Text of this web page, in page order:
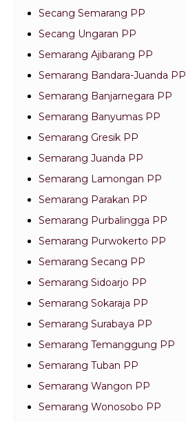
Secang Semarang PP
Secang Ungaran PP
Semarang Ajibarang PP
Semarang Bandara-Juanda PP
Semarang Banjarnegara PP
Semarang Banyumas PP
Semarang Gresik PP
Semarang Juanda PP
Semarang Lamongan PP
Semarang Parakan PP
Semarang Purbalingga PP
Semarang Purwokerto PP
Semarang Secang PP
Semarang Sidoarjo PP
Semarang Sokaraja PP
Semarang Surabaya PP
Semarang Temanggung PP
Semarang Tuban PP
Semarang Wangon PP
Semarang Wonosobo PP